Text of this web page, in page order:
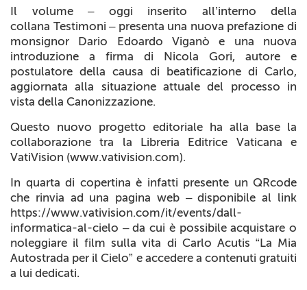
Il volume – oggi inserito all’interno della
collana Testimoni – presenta una nuova prefazione di
monsignor Dario Edoardo Viganò e una nuova
introduzione a firma di Nicola Gori, autore e
postulatore della causa di beatificazione di Carlo,
aggiornata alla situazione attuale del processo in
vista della Canonizzazione.
Questo nuovo progetto editoriale ha alla base la
collaborazione tra la Libreria Editrice Vaticana e
VatiVision (www.vativision.com).
In quarta di copertina è infatti presente un QRcode
che rinvia ad una pagina web – disponibile al link
https://www.vativision.com/it/events/dall-
informatica-al-cielo – da cui è possibile acquistare o
noleggiare il film sulla vita di Carlo Acutis “La Mia
Autostrada per il Cielo” e accedere a contenuti gratuiti
a lui dedicati.